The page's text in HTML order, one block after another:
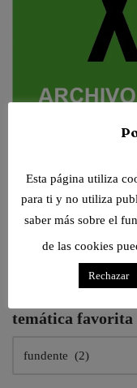
Tenemos nuevos
temática favorita
Esta página utiliza
para ti y no utiliza
saber más sobre el
de las cookies
Rechazar